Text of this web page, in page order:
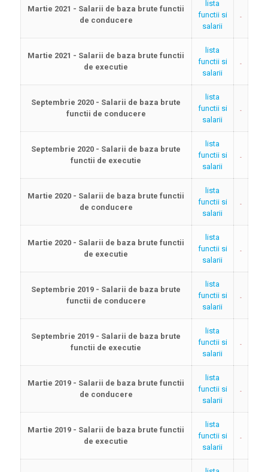
Martie 2021 - Salarii de baza brute functii
de conducere
lista
functii si
salarii
Martie 2021 - Salarii de baza brute functii
de executie
lista
functii si
salarii
Septembrie 2020 - Salarii de baza brute
functii de conducere
lista
functii si
salarii
Septembrie 2020 - Salarii de baza brute
functii de executie
lista
functii si
salarii
Martie 2020 - Salarii de baza brute functii
de conducere
lista
functii si
salarii
Martie 2020 - Salarii de baza brute functii
de executie
lista
functii si
salarii
Septembrie 2019 - Salarii de baza brute
functii de conducere
lista
functii si
salarii
Septembrie 2019 - Salarii de baza brute
functii de executie
lista
functii si
salarii
Martie 2019 - Salarii de baza brute functii
de conducere
lista
functii si
salarii
Martie 2019 - Salarii de baza brute functii
de executie
lista
functii si
salarii